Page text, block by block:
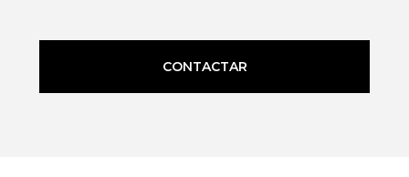
CONTACTAR